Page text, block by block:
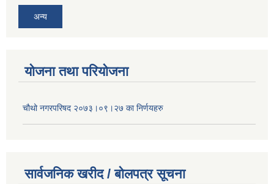
अन्य
योजना तथा परियोजना
चौथो नगरपरिषद २०७३।०९।२७ का निर्णयहरु
सार्वजनिक खरीद / बोलपत्र सूचना